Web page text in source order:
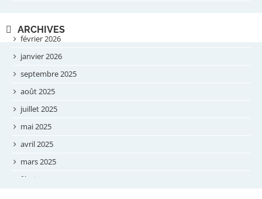
ARCHIVES
février 2026
janvier 2026
septembre 2025
août 2025
juillet 2025
mai 2025
avril 2025
mars 2025
février 2025